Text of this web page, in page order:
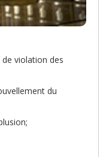
violation des
du